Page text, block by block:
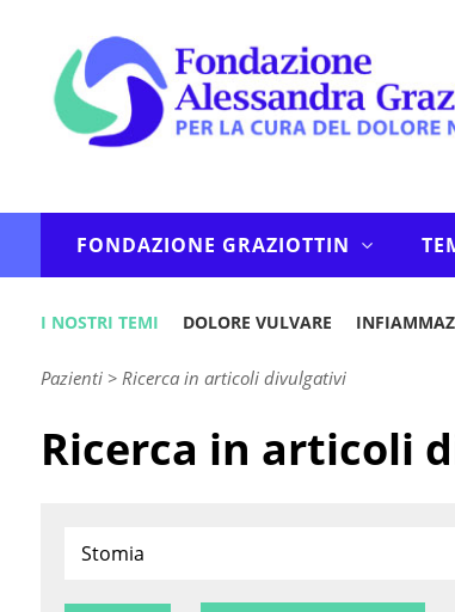
FONDAZIONE GRAZIOTTIN
I NOSTRI TEMI DOLORE VULVARE
Pazienti> Ricerca in articoli divulgativi
Ricerca in articoli